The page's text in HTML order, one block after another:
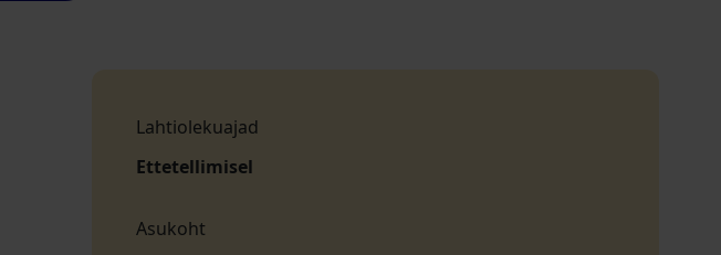
Lahtiolekuajad
Ettetellimisel
Asukoht